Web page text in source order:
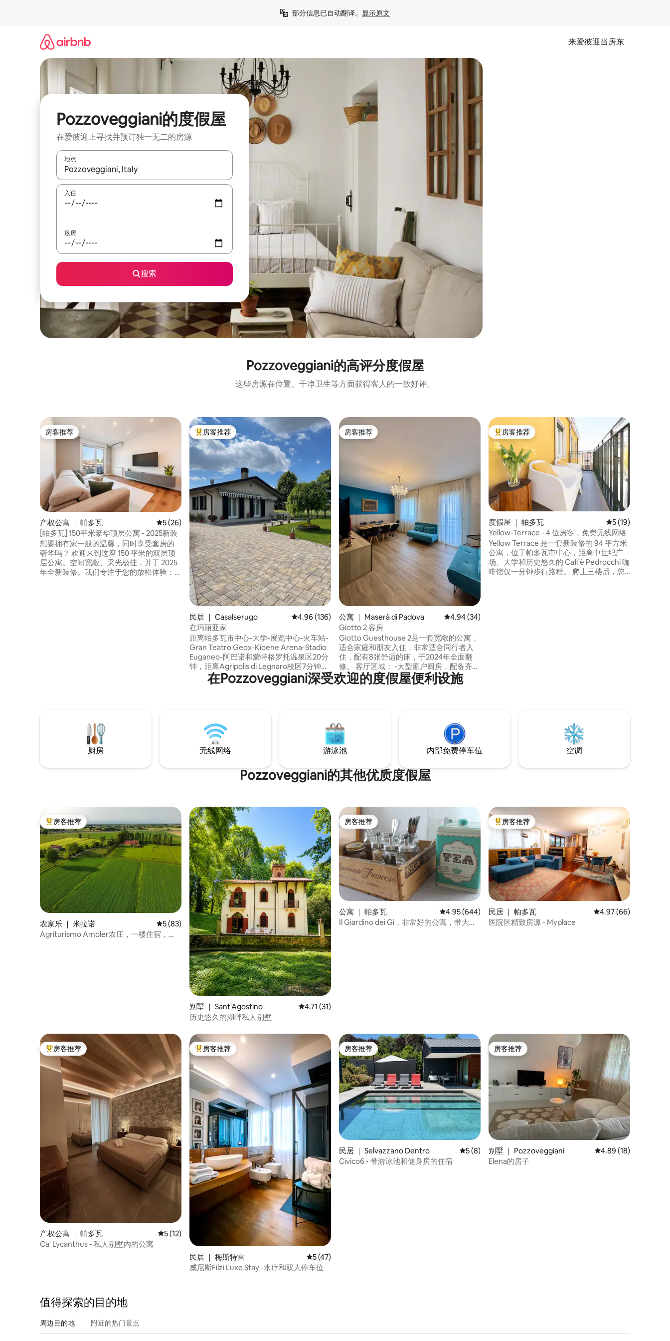
部分信息已自动翻译。 显示原文
来爱彼迎当房东
Pozzoveggiani的度假屋
在爱彼迎上寻找并预订独一无二的房源
地点
如有搜索结果，请使用上下方向键查看，或通过点击或滑动手势浏览。
入住
退房
搜索
Pozzoveggiani的高评分度假屋
这些房源在位置、干净卫生等方面获得客人的一致好评。
房客推荐
房客推荐
产权公寓 ｜ 帕多瓦 平均评分 5 分（满分 5 分），共 26 条评价
5 (26)
[帕多瓦] 150平米豪华顶层公寓 - 2025新装
想要拥有家一般的温馨，同时享受套房的
奢华吗？ 欢迎来到这座 150 平米的双层顶
层公寓。空间宽敞、采光极佳，并于 2025
年全新装修。我们专注于您的放松体验：
热门「房客推荐」
房客推荐
民居 ｜ Casalserugo 平均评分 4.96 分（满分 5 分），共 136 条评价
4.96 (136)
在玛丽亚家
距离帕多瓦市中心-大学-展览中心-火车站-
Gran Teatro Geox-Kioene Arena-Stadio
Euganeo-阿巴诺和蒙特格罗托温泉区20分
钟，距离Agripolis di Legnaro校区7分钟，
距离威尼斯30分钟，绿色和宁静的环境中
矗立着“A casa di Maria”。该房源设有宽敞
房客推荐
房客推荐
公寓 ｜ Maserà di Padova 平均评分 4.94 分（满分 5 分），共 34 条评价
4.94 (34)
Giotto 2 客房
Giotto Guesthouse 2是一套宽敞的公寓，
适合家庭和朋友入住，非常适合同行者入
住，配有8张舒适的床，于2024年全面翻
修。 客厅区域： -大型窗户厨房，配备齐全
的碗碟和电器、电视、最多容纳8人的桌
子。 -客厅配有8座桌子， 1张195x160沙发
间。
热门「房客推荐」
房客推荐
度假屋 ｜ 帕多瓦 平均评分 5 分（满
5 (19)
Yellow-Terrace - 4 位房客，免费无线网络
Yellow Terrace 是一套新装修的 94 平方米
公寓，位于帕多瓦市中心，距离中世纪广
场、大学和历史悠久的 Caffè Pedrocchi 咖
啡馆仅一分钟步行路程。 爬上三楼后，您
在Pozzoveggiani深受欢迎的度假屋便利设施
厨房 无线网络 游泳池 内部免费停车位 空调
Pozzoveggiani的其他优质度假屋
热门「房客推荐」
房客推荐
农家乐 ｜ 米拉诺 平均评分 5 分（满分 5 分），共 83 条评价
5 (83)
Agriturismo Amoler农庄，一楼住宿，
别墅 ｜ Sant'Agostino 平均评分 4.71 分（满分 5 分），共 31 条评价
4.71 (31)
历史悠久的湖畔私人别墅
房客推荐
房客推荐
公寓 ｜ 帕多瓦 平均评分 4.95 分（满分 5 分），共 644 条评价
4.95 (644)
Il Giardino dei Gi，非常好的公寓，带大露
热门「房客推荐」
房客推荐
民居 ｜ 帕多瓦 平均评分 4.97 分（满
4.97 (66)
医院区精致房源 - Myplace
热门「房客推荐」
房客推荐
产权公寓 ｜ 帕多瓦 平均评分 5 分（满分 5 分），共 12 条评价
5 (12)
Ca' Lycanthus - 私人别墅内的公寓
热门「房客推荐」
房客推荐
民居 ｜ 梅斯特雷 平均评分 5 分（满分 5 分），共 47 条评价
5 (47)
威尼斯Filzi Luxe Stay -水疗和双人停车位
房客推荐
房客推荐
民居 ｜ Selvazzano Dentro 平均评分 5 分（满分 5 分），共 8 条评价
5 (8)
Civico6 - 带游泳池和健身房的住宿
房客推荐
房客推荐
别墅 ｜ Pozzoveggiani 平均评分 4.89 分（满
4.89 (18)
Elena的房子
值得探索的目的地
周边目的地 附近的热门景点